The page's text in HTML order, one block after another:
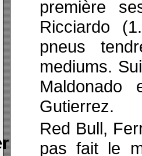
première
Ricciardo
pneus
mediums.
Gutierrez.
Red Bull,
pas fait le